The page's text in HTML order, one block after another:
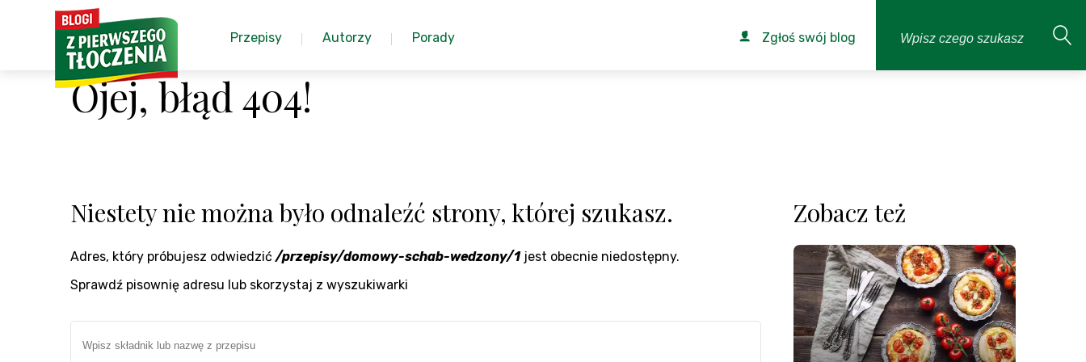
Przepisy Autorzy Porady Zgłoś swój blog
Ojej, błąd 404!
Niestety nie można było odnaleźć strony, której szukasz.
Adres, który próbujesz odwiedzić/przepisy/domowy-schab-wedzony/1jest obecnie niedostępny.
Sprawdź pisownię adresu lub skorzystaj z wyszukiwarki
Zobacz też